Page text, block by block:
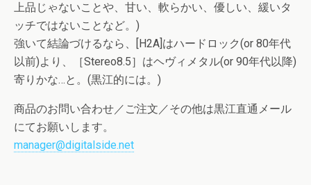
上品じゃないことや、甘い、軟らかい、優しい、緩いタ
ッチではないことなど。)
強いて結論づけるなら、[H2A]はハードロック(or 80年代
以前)より、［Stereo8.5］はヘヴィメタル(or 90年代以降)
寄りかな…と。(黒江的には。)
商品のお問い合わせ／ご注文／その他は黒江直通メール
にてお願いします。
manager@digitalside.net